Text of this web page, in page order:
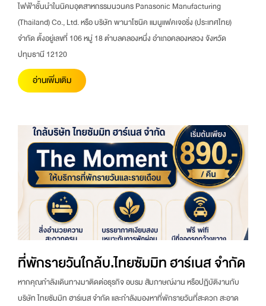
ไฟฟ้าชั้นนำในนิคมอุตสาหกรรมนวนคร Panasonic Manufacturing
(Thailand) Co., Ltd. หรือ บริษัท พานาโซนิค แมนูแฟคเจอริ่ง (ประเทศไทย)
จำกัด ตั้งอยู่เลขที่ 106 หมู่ 18 ตำบลคลองหนึ่ง อำเภอคลองหลวง จังหวัด
ปทุมธานี 12120
อ่านเพิ่มเติม
ที่พักรายวันใกล้บ.ไทยซัมมิท ฮาร์เนส จำกัด
หากคุณกำลังเดินทางมาติดต่อธุรกิจ อบรม สัมภาษณ์งาน หรือปฏิบัติงานกับ
บริษัท ไทยซัมมิท ฮาร์เนส จำกัด และกำลังมองหาที่พักรายวันที่สะดวก สะอาด